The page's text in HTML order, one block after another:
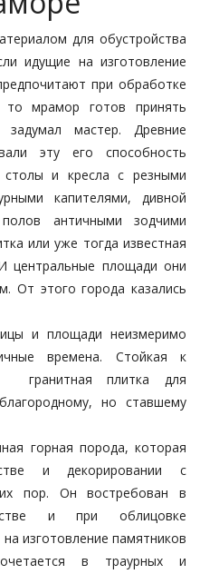
для обустройства
идущие на изготовление
при обработке
то мрамор готов принять
мастер. Древние
эту его способность
и кресла с резными
капителями, дивной
античными зодчими
или уже тогда известная
центральные площади они
От этого города казались
и площади неизмеримо
времена. Стойкая к
гранитная плитка для
но ставшему
горная порода, которая
и декорировании с
пор. Он востребован в
и при облицовке
изготовление памятников
в траурных и